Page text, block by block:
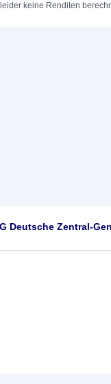
keine Renditen
Deutsche Zentral-